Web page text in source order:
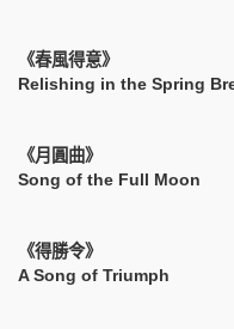
《春風得意》
Relishing in the Spring
《月圓曲》
Song of the Full Moon
《得勝令》
A Song of Triumph